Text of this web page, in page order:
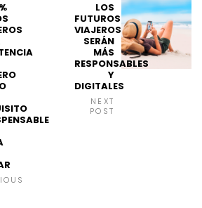
LOS
FUTUROS
VIAJEROS
SERÁN
MÁS
RESPONSABLES
Y
DIGITALES
NEXT
POST